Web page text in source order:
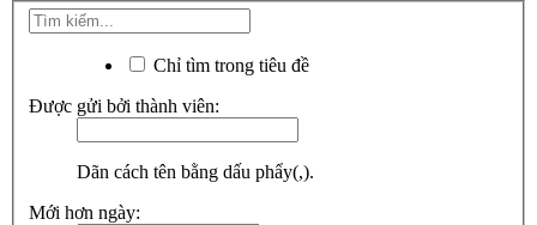
Chỉ tìm trong tiêu đề
Được gửi bởi thành viên:
Dãn cách tên bằng dấu phẩy(,).
Mới hơn ngày: